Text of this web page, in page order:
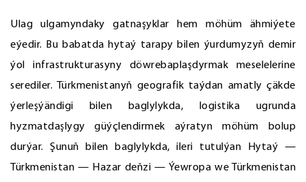
Ulag ulgamyndaky gatnaşyklar hem möhüm ähmiýete
eýedir. Bu babatda hytaý tarapy bilen ýurdumyzyň demir
ýol infrastrukturasyny döwrebaplaşdyrmak meselelerine
serediler. Türkmenistanyň geografik taýdan amatly çäkde
ýerleşýändigi bilen baglylykda, logistika ugrunda
hyzmatdaşlygy güýçlendirmek aýratyn möhüm bolup
durýar. Şunuň bilen baglylykda, ileri tutulýan Hytaý —
Türkmenistan — Hazar deňzi — Ýewropa we Türkmenistan